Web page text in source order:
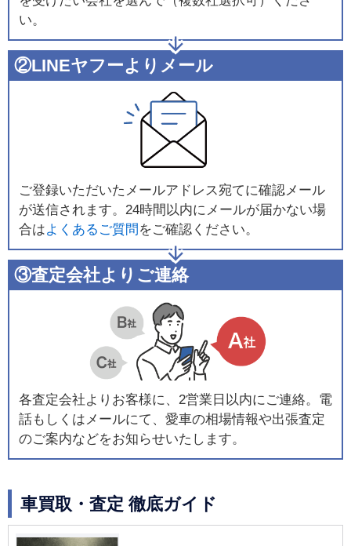
い。
②LINEヤフーよりメール
ご登録いただいたメールアドレス宛てに確認メール
が送信されます。24時間以内にメールが届かない場
合はよくあるご質問 をご確認ください。
③査定会社よりご連絡
各査定会社よりお客様に、2営業日以内にご連絡。電
話もしくはメールにて、愛車の相場情報や出張査定
のご案内などをお知らせいたします。
車買取・査定 徹底ガイド